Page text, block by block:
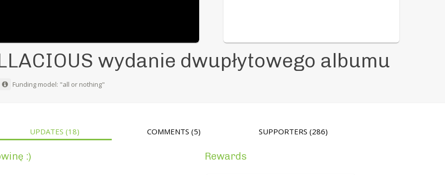
wydanie dwupłytowego albumu
Funding model: "all or nothing"
UPDATES(18) COMMENTS(5) SUPPORTERS (286)
:) Rewards